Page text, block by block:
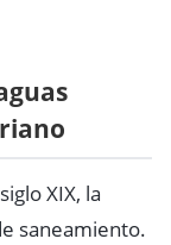
XIX, la
saneamiento.